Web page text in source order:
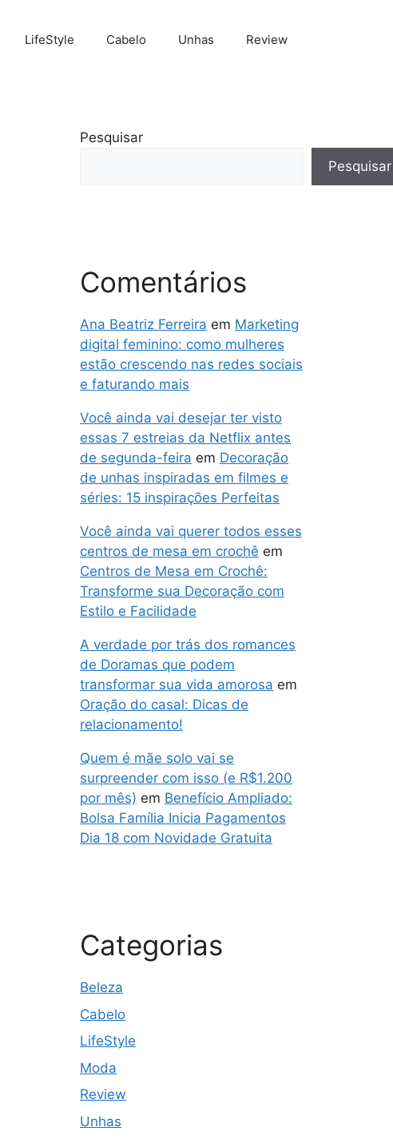
LifeStyle Cabelo Unhas Review
Pesquisar
Pesquisar
Comentários
Ana Beatriz Ferreira em Marketing
digital feminino: como mulheres
estão crescendo nas redes sociais
e faturando mais
Você ainda vai desejar ter visto
essas 7 estreias da Netflix antes
de segunda-feira em Decoração
de unhas inspiradas em filmes e
séries: 15 inspirações Perfeitas
Você ainda vai querer todos esses
centros de mesa em crochê em
Centros de Mesa em Crochê:
Transforme sua Decoração com
Estilo e Facilidade
A verdade por trás dos romances
de Doramas que podem
transformar sua vida amorosa em
Oração do casal: Dicas de
relacionamento!
Quem é mãe solo vai se
surpreender com isso (e R$1.200
por mês) em Benefício Ampliado:
Bolsa Família Inicia Pagamentos
Dia 18 com Novidade Gratuita
Categorias
Beleza
Cabelo
LifeStyle
Moda
Review
Unhas